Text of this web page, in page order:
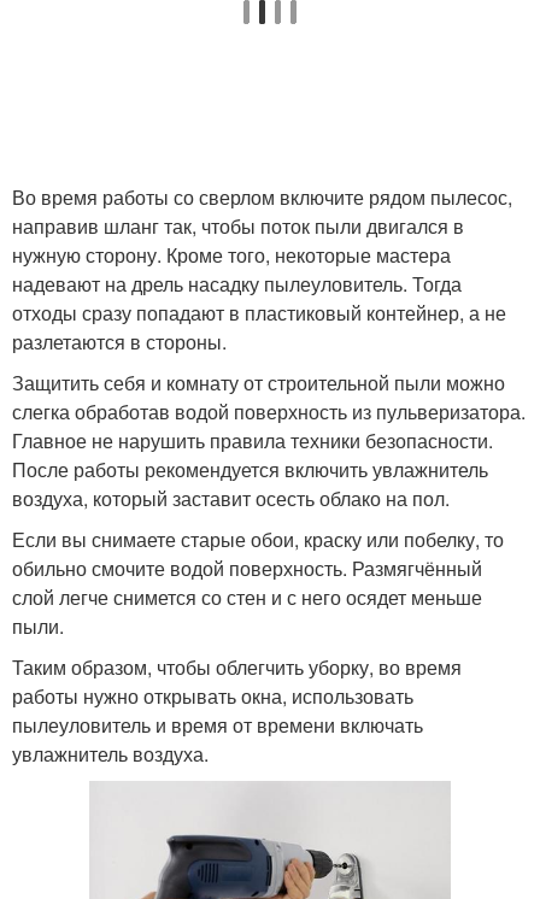
Во время работы со сверлом включите рядом пылесос,
направив шланг так, чтобы поток пыли двигался в
нужную сторону. Кроме того, некоторые мастера
надевают на дрель насадку пылеуловитель. Тогда
отходы сразу попадают в пластиковый контейнер, а не
разлетаются в стороны.
Защитить себя и комнату от строительной пыли можно
слегка обработав водой поверхность из пульверизатора.
Главное не нарушить правила техники безопасности.
После работы рекомендуется включить увлажнитель
воздуха, который заставит осесть облако на пол.
Если вы снимаете старые обои, краску или побелку, то
обильно смочите водой поверхность. Размягчённый
слой легче снимется со стен и с него осядет меньше
пыли.
Таким образом, чтобы облегчить уборку, во время
работы нужно открывать окна, использовать
пылеуловитель и время от времени включать
увлажнитель воздуха.